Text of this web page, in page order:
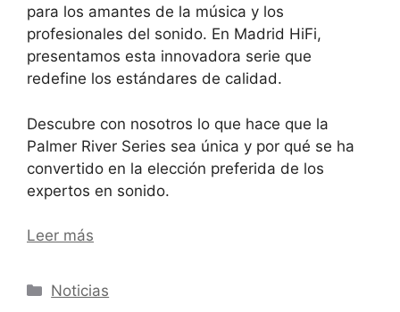
para los amantes de la música y los
profesionales del sonido. En Madrid HiFi,
presentamos esta innovadora serie que
redefine los estándares de calidad.
Descubre con nosotros lo que hace que la
Palmer River Series sea única y por qué se ha
convertido en la elección preferida de los
expertos en sonido.
Leer más
Categorías
Noticias